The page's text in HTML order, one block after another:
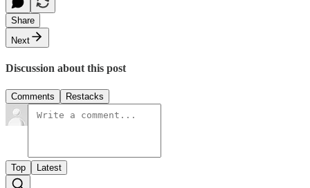
Share
Next
Discussion about this post
Comments Restacks
Top Latest